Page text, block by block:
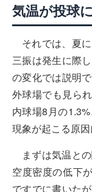
気温が投球
それでは、夏
三振は発生に際
の変化では説明
外球場でも見ら
内球場8月の
現象が起こる原因
まずは気温と
空度密度の低下
ですでに書いた